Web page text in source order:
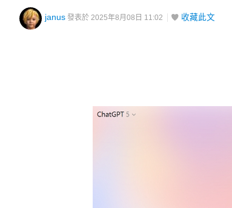
janus 發表於 2025年8月08日 11:02 收藏此文